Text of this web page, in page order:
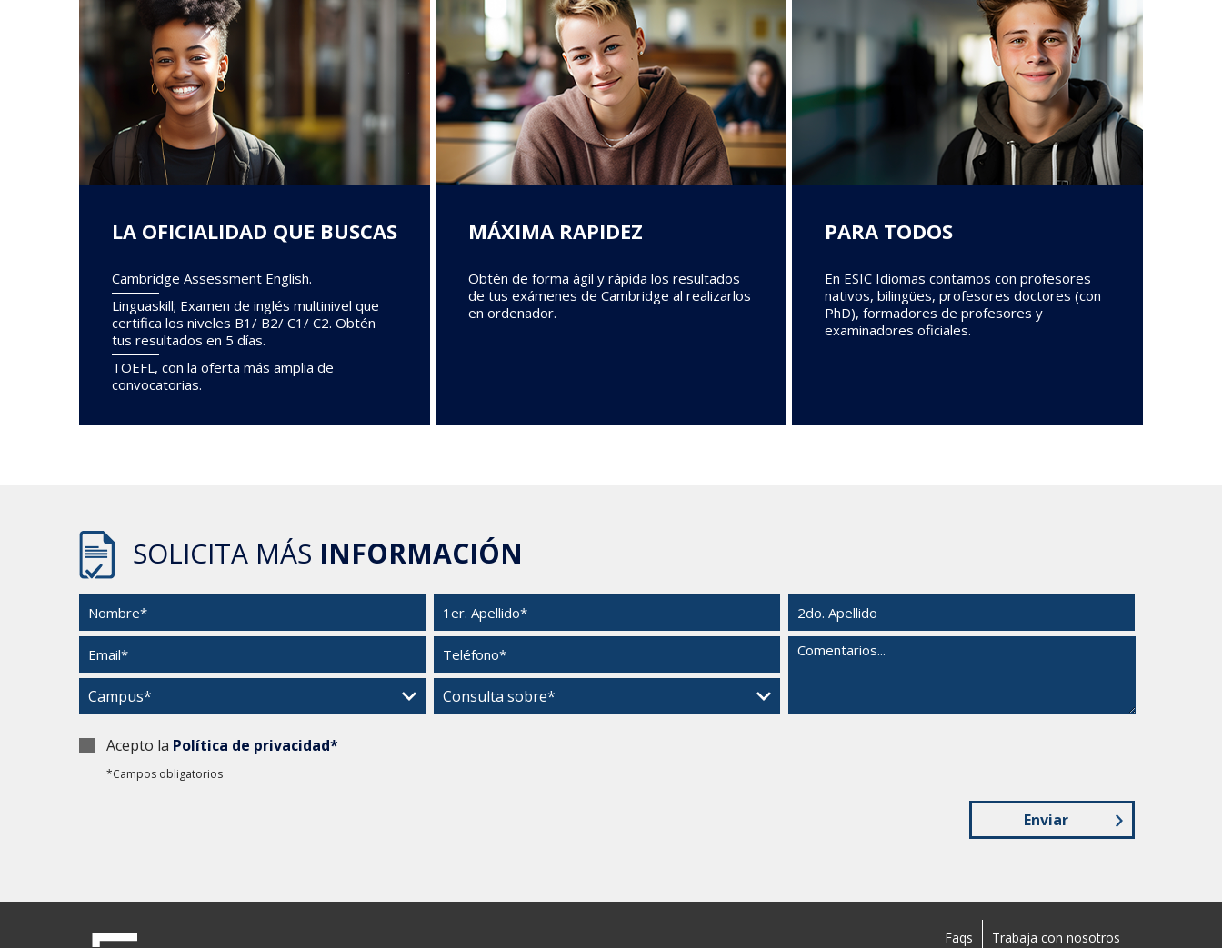
LA OFICIALIDAD QUE BUSCAS
Cambridge Assessment English.
Linguaskill; Examen de inglés multinivel que
certifica los niveles B1/ B2/ C1/ C2. Obtén
tus resultados en 5 días.
TOEFL, con la oferta más amplia de
convocatorias.
MÁXIMA RAPIDEZ
Obtén de forma ágil y rápida los resultados
de tus exámenes de Cambridge al realizarlos
en ordenador.
PARA TODOS
En ESIC Idiomas contamos con profesores
nativos, bilingües, profesores doctores (con
PhD), formadores de profesores y
examinadores oficiales.
SOLICITA MÁS INFORMACIÓN
Acepto la Política de privacidad*
*Campos obligatorios
Enviar
Faqs Trabaja con nosotros